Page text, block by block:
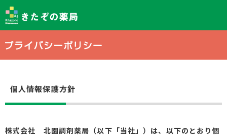
個人情報保護方針
株式会社 北園調剤薬局（以下「当社」）は、以下のとおり個